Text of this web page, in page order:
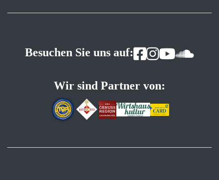
Besuchen Sie uns auf:
Wir sind Partner von: